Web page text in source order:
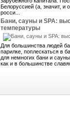
Белоруссией (а, значит, и
росси...
Бани, сауны и SPA:
температуры
Для большинства людей
парилке, поплескаться в
для немногих бани и
как и в большинстве